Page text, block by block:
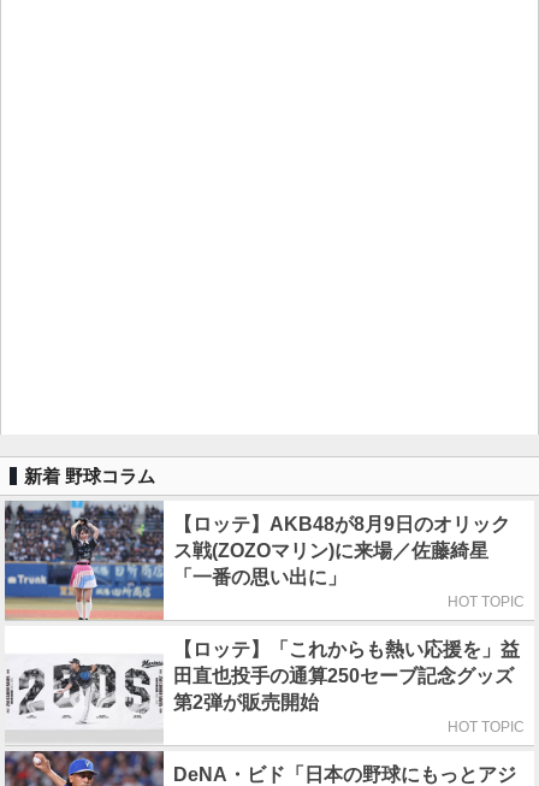
新着 野球コラム
【ロッテ】AKB48が8月9日のオリック
ス戦(ZOZOマリン)に来場／佐藤綺星
「一番の思い出に」
HOT TOPIC
【ロッテ】「これからも熱い応援を」益
田直也投手の通算250セーブ記念グッズ
第2弾が販売開始
HOT TOPIC
DeNA・ビド「日本の野球にもっとアジ